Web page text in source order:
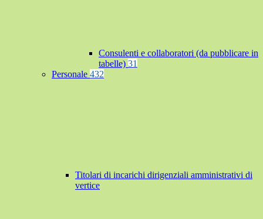
Consulenti e collaboratori (da pubblicare in
tabelle) 31
Personale 432
Titolari di incarichi dirigenziali amministrativi di
vertice